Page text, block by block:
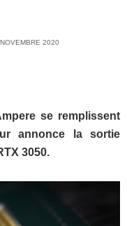
2020
se remplissent
annonce la sortie
3050.